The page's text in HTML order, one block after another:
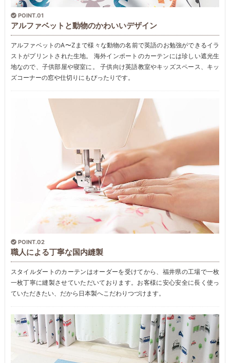
POINT.01
アルファベットと動物のかわいいデザイン
アルファベットのA〜Zまで様々な動物の名前で英語のお勉強ができるイラ
ストがプリントされた生地。 海外インポートのカーテンには珍しい遮光生
地なので、子供部屋や寝室に。 子供向け英語教室やキッズスペース、キッ
ズコーナーの窓や仕切りにもぴったりです。
POINT.02
職人による丁寧な国内縫製
スタイルダートのカーテンはオーダーを受けてから、福井県の工場で一枚
一枚丁寧に縫製させていただいております。お客様に安心安全に長く使っ
ていただきたい、だから日本製へこだわりつづけます。